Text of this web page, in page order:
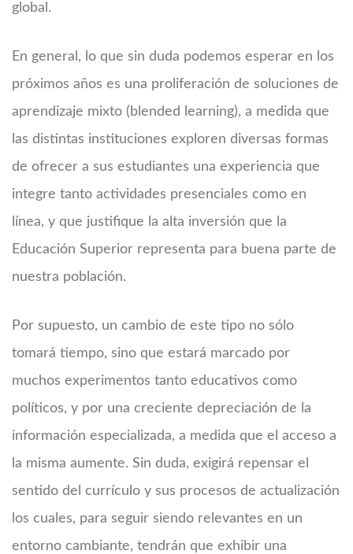
global.
En general, lo que sin duda podemos esperar en los
próximos años es una proliferación de soluciones de
aprendizaje mixto (blended learning), a medida que
las distintas instituciones exploren diversas formas
de ofrecer a sus estudiantes una experiencia que
integre tanto actividades presenciales como en
línea, y que justifique la alta inversión que la
Educación Superior representa para buena parte de
nuestra población.
Por supuesto, un cambio de este tipo no sólo
tomará tiempo, sino que estará marcado por
muchos experimentos tanto educativos como
políticos, y por una creciente depreciación de la
información especializada, a medida que el acceso a
la misma aumente. Sin duda, exigirá repensar el
sentido del currículo y sus procesos de actualización
los cuales, para seguir siendo relevantes en un
entorno cambiante, tendrán que exhibir una